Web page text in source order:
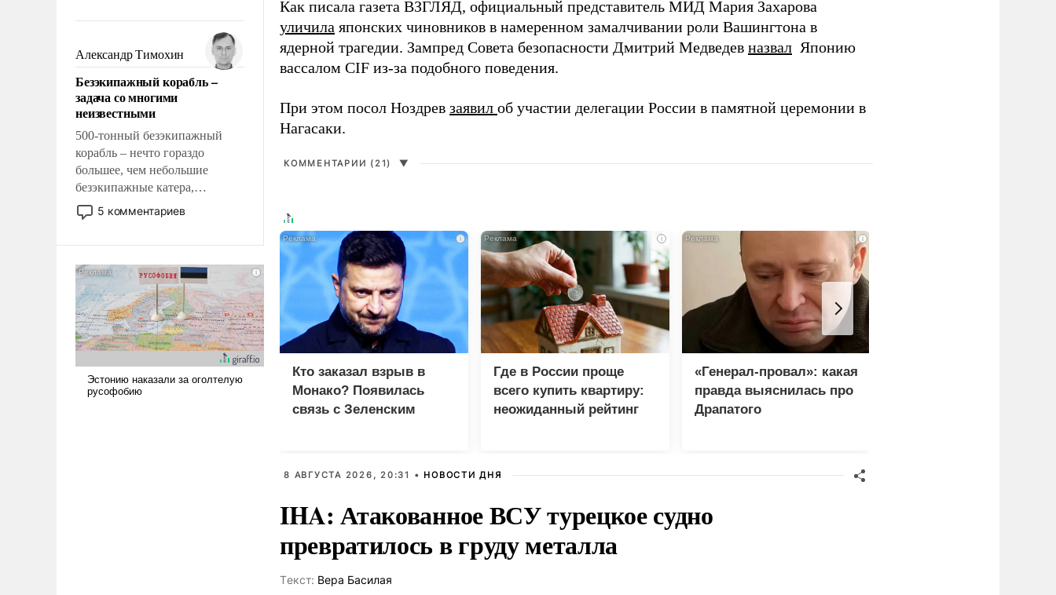
чем она отличается от просто
образованных людей. Иногда
казалось, что эти вопросы
решены раз и навсегда, но –
нет, не решены.
Александр Тимохин
Безэкипажный корабль –
задача со многими
неизвестными
500-тонный безэкипажный
корабль – нечто гораздо
большее, чем небольшие
безэкипажные катера,
применение которых уже
стало обыденностью. Задача по
и ее реализация радикально
поднимет наши боевые
возможности.
5 комментариев
Как писала газета ВЗГЛЯД, официальный представитель МИД Мария Захарова
уличила японских чиновников в намеренном замалчивании роли Вашингтона в
ядерной трагедии. Зампред Совета безопасности Дмитрий Медведев назвал Японию
вассалом CIF из-за подобного поведения.
При этом посол Ноздрев заявил об участии делегации России в памятной церемонии в
Нагасаки.
КОММЕНТАРИИ (21) ▼
i
Кто заказал взрыв в
Монако? Появилась
связь с Зеленским
i
Где в России проще
всего купить квартиру:
неожиданный рейтинг
i
«Генерал-провал»: какая
правда выяснилась про
Драпатого
8 АВГУСТА 2026, 20:31 • НОВОСТИ ДНЯ
IHA: Атакованное ВСУ турецкое судно
превратилось в груду металла
Tекст: Вера Басилая